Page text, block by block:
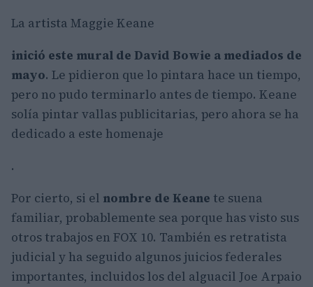
La artista Maggie Keane
inició este mural de David Bowie a mediados de
mayo. Le pidieron que lo pintara hace un tiempo,
pero no pudo terminarlo antes de tiempo. Keane
solía pintar vallas publicitarias, pero ahora se ha
dedicado a este homenaje
.
Por cierto, si el nombre de Keane te suena
familiar, probablemente sea porque has visto sus
otros trabajos en FOX 10. También es retratista
judicial y ha seguido algunos juicios federales
importantes, incluidos los del alguacil Joe Arpaio